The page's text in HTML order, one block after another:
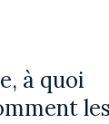
à quoi
les